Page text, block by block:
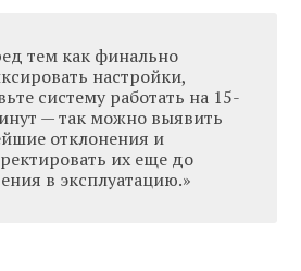
тем как финально
настройки,
систему работать на 15-
— так можно выявить
отклонения и
их еще до
в эксплуатацию.»